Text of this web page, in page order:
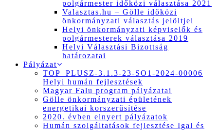
polgármester időközi választása 2021
Valasztas.hu – Gölle időközi
önkormányzati választás jelöltjei
Helyi önkormányzati képviselők és
polgármesterek választása 2019
Helyi Választási Bizottság
határozatai
Pályázat
TOP_PLUSZ-3.1.3-23-SO1-2024-00006
Helyi humán fejlesztések
Magyar Falu program pályázatai
Gölle önkormányzati épületének
energetikai korszerűsítése
2020. évben elnyert pályázatok
Humán szolgáltatások fejlesztése Igal és